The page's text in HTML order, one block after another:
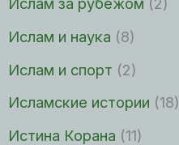
Ислам и наука (8)
Ислам и спорт (2)
Исламские истории (18)
Истина Корана (11)